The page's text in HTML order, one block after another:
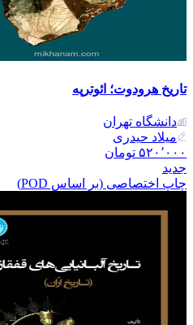
تاریخ هرودوت؛ ائوترپه
دانشگاه تهران
میلاد حیدری
۵۲۰٬۰۰۰ تومان
جدید
چاپ اختصاصی (بر اساس POD)